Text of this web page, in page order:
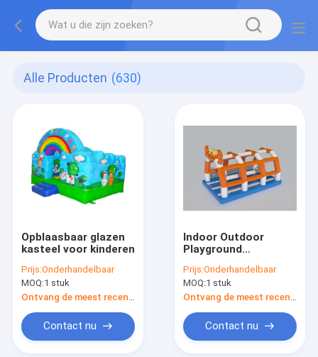
Alle Producten (630)
Opblaasbaar glazen
kasteel voor kinderen
Prijs:Onderhandelbaar
MOQ:1 stuk
Contact nu
Indoor Outdoor
Playground
Krab Swing Voor
Kinderen
Prijs:Onderhandelbaar
MOQ:1 stuk
Contact nu